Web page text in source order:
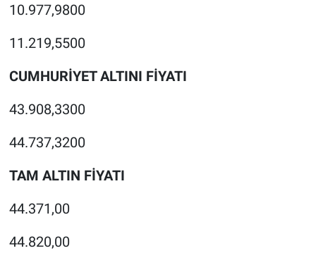
10.977,9800
11.219,5500
CUMHURİYET ALTINI FİYATI
43.908,3300
44.737,3200
TAM ALTIN FİYATI
44.371,00
44.820,00